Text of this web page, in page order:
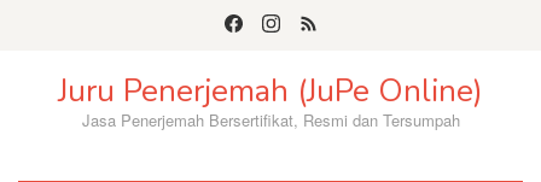
Juru Penerjemah (JuPe Online)
Jasa Penerjemah Bersertifikat, Resmi dan Tersumpah